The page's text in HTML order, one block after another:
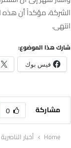
الشركة، مؤكداً أن هذه
انتهى.
شارك هذا الموضوع:
فيس بوك
مشاركة 0
Home أخبار الناصرية